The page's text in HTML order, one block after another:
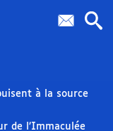
à la source
de l’Immaculée